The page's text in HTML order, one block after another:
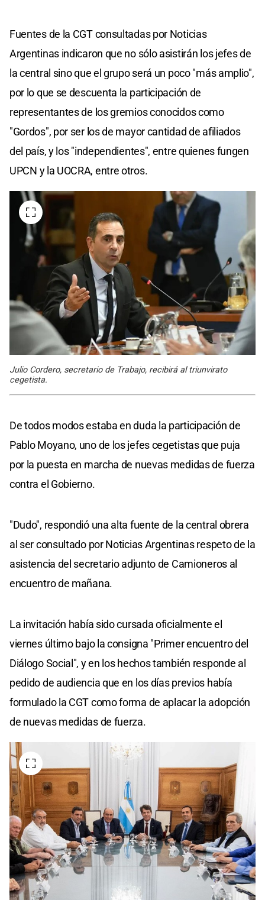
Fuentes de la CGT consultadas por Noticias
Argentinas indicaron que no sólo asistirán los jefes de
la central sino que el grupo será un poco "más amplio",
por lo que se descuenta la participación de
representantes de los gremios conocidos como
"Gordos", por ser los de mayor cantidad de afiliados
del país, y los "independientes", entre quienes fungen
UPCN y la UOCRA, entre otros.
Julio Cordero, secretario de Trabajo, recibirá al triunvirato
cegetista.
De todos modos estaba en duda la participación de
Pablo Moyano, uno de los jefes cegetistas que puja
por la puesta en marcha de nuevas medidas de fuerza
contra el Gobierno.
"Dudo", respondió una alta fuente de la central obrera
al ser consultado por Noticias Argentinas respeto de la
asistencia del secretario adjunto de Camioneros al
encuentro de mañana.
La invitación había sido cursada oficialmente el
viernes último bajo la consigna "Primer encuentro del
Diálogo Social", y en los hechos también responde al
pedido de audiencia que en los días previos había
formulado la CGT como forma de aplacar la adopción
de nuevas medidas de fuerza.